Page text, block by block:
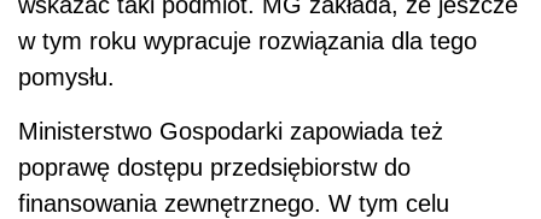
wskazać taki podmiot. MG zakłada, że jeszcze
w tym roku wypracuje rozwiązania dla tego
pomysłu.
Ministerstwo Gospodarki zapowiada też
poprawę dostępu przedsiębiorstw do
finansowania zewnętrznego. W tym celu